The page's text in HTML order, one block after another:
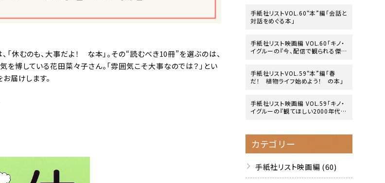
休むのも、大事だよ！ な本」。その“読むべき10冊”を選ぶのは、
博している花田菜々子さん。「雰囲気こそ大事なのでは？」とい
届けします。
手紙社リストVOL.60“本”編「会話と
対話をめぐる本」
手紙社リスト映画編 VOL.60「キノ・
イグルーの『今、配信で観られる傑
手紙社リストVOL.59“本”編「春
だ！ 植物ライフ始めよう！ の本」
手紙社リスト映画編 VOL.59「キノ・
イグルーの『観てほしい2000年代の
カテゴリー
手紙社リスト映画編 (60)